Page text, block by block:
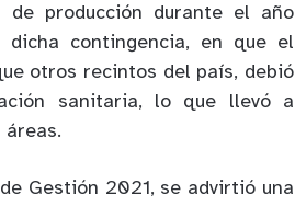
de producción durante el año
dicha contingencia, en que el
otros recintos del país, debió
sanitaria, lo que llevó a
áreas.
Gestión 2021, se advirtió una